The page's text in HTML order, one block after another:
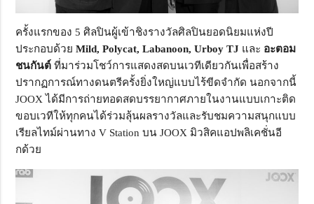
ครั้งแรกของ 5 ศิลปินผู้เข้าชิงรางวัลศิลปินยอดนิยมแห่งปี
ประกอบด้วยMild, Polycat, Labanoon, Urboy TJ และ อะตอม
ชนกันต์ ที่มาร่วมโชว์การแสดงสดบนเวทีเดียวกันเพื่อสร้าง
ปรากฏการณ์ทางดนตรีครั้งยิ่งใหญ่แบบไร้ขีดจำกัด นอกจากนี้
JOOX ได้มีการถ่ายทอดสดบรรยากาศภายในงานแบบเกาะติด
ขอบเวทีให้ทุกคนได้ร่วมลุ้นผลรางวัลและรับชมความสนุกแบบ
เรียลไทม์ผ่านทาง V Station บน JOOX มิวสิคแอปพลิเคชั่นอี
กด้วย